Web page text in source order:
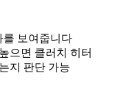
를 보여줍니다
으면 클러치 히터
지 판단 가능